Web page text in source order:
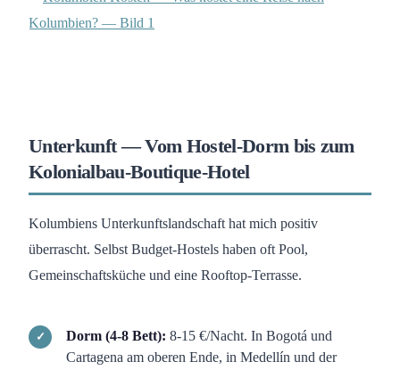
Unterkunft — Vom Hostel-Dorm bis zum
Kolonialbau-Boutique-Hotel
Kolumbiens Unterkunftslandschaft hat mich positiv
überrascht. Selbst Budget-Hostels haben oft Pool,
Gemeinschaftsküche und eine Rooftop-Terrasse.
Dorm (4-8 Bett): 8-15 €/Nacht. In Bogotá und
Cartagena am oberen Ende, in Medellín und der